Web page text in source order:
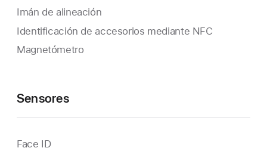
Imán de alineación
Identificación de accesorios mediante NFC
Magnetómetro
Sensores
Face ID